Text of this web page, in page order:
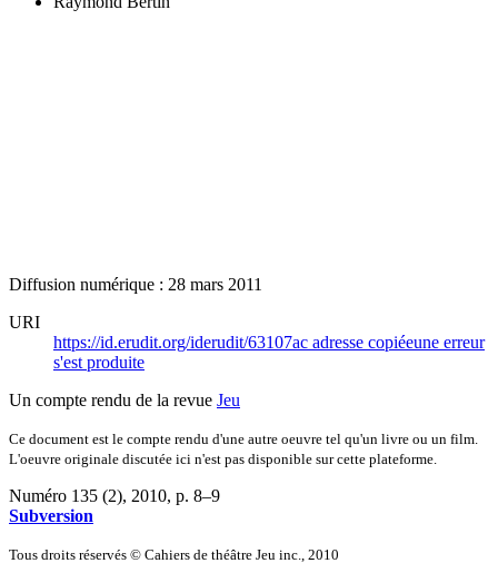
Diffusion numérique : 28 mars 2011
URI
https://id.erudit.org/iderudit/63107ac adresse copiéeune erreur
s'est produite
Un compte rendu de la revue Jeu
Ce document est le compte rendu d'une autre oeuvre tel qu'un livre ou un film.
L'oeuvre originale discutée ici n'est pas disponible sur cette plateforme.
Numéro 135 (2), 2010, p. 8–9
Subversion
Tous droits réservés © Cahiers de théâtre Jeu inc., 2010